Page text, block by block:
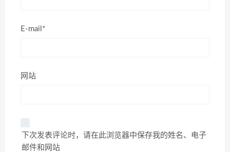
E-mail*
网站
下次发表评论时，请在此浏览器中保存我的姓名、电子
邮件和网站